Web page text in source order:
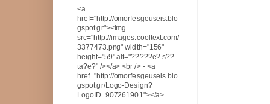
<a
href="http://omorfesgeuseis.blo
gspot.gr"><img
src="http://images.cooltext.com/
3377473.png" width="156"
height="59" alt="?????e? s??
ta?e?" /></a> <br /> - <a
href="http://omorfesgeuseis.blo
gspot.gr/Logo-Design?
LogoID=907261901"></a>